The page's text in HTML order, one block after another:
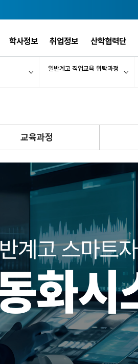
학사정보 취업정보 산학협력단
일반계고 직업교육 위탁과정
교육과정